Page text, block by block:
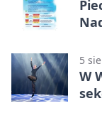
5
W